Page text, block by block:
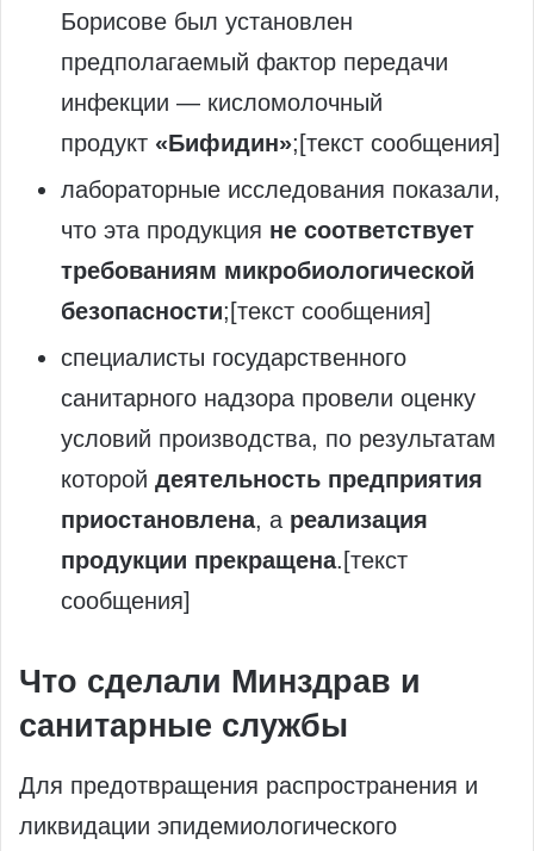
Борисове был установлен
предполагаемый фактор передачи
инфекции — кисломолочный
продукт «Бифидин»;[текст сообщения]
лабораторные исследования показали,
что эта продукция не соответствует
требованиям микробиологической
безопасности;[текст сообщения]
специалисты государственного
санитарного надзора провели оценку
условий производства, по результатам
которой деятельность предприятия
приостановлена, а реализация
продукции прекращена.[текст
сообщения]
Что сделали Минздрав и
санитарные службы
Для предотвращения распространения и
ликвидации эпидемиологического